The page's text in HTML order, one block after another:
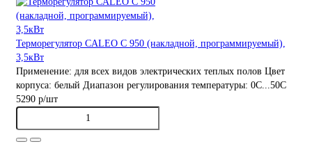
Терморегулятор CALEO C 950 (накладной, программируемый),
3,5кВт
Применение: для всех видов электрических теплых полов Цвет
корпуса: белый Диапазон регулирования температуры: 0С...50С
5290 р/шт